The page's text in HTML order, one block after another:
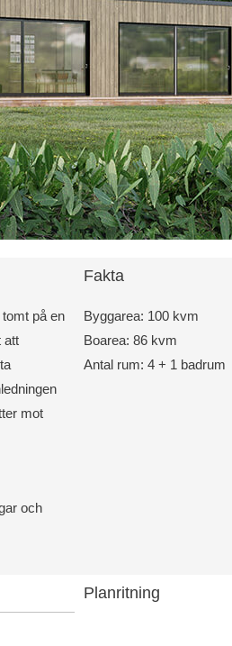
på en
att
mot
och
Fakta
Byggarea: 100 kvm
Boarea: 86 kvm
Antal rum: 4 + 1 badrum
Planritning